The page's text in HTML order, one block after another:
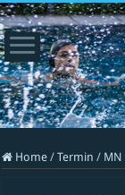
Home / Termin / MN